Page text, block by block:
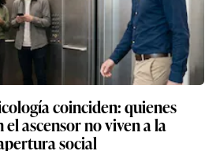
coinciden: quienes
ascensor no viven a la
social